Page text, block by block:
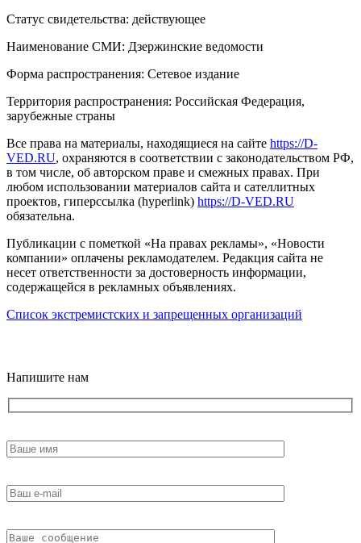
Статус свидетельства: действующее
Наименование СМИ: Дзержинские ведомости
Форма распространения: Сетевое издание
Территория распространения: Российская Федерация,
зарубежные страны
Все права на материалы, находящиеся на сайте https://D-
VED.RU, охраняются в соответствии с законодательством РФ,
в том числе, об авторском праве и смежных правах. При
любом использовании материалов сайта и сателлитных
проектов, гиперссылка (hyperlink) https://D-VED.RU
обязательна.
Публикации с пометкой «На правах рекламы», «Новости
компании» оплачены рекламодателем. Редакция сайта не
несет ответственности за достоверность информации,
содержащейся в рекламных объявлениях.
Список экстремистских и запрещенных организаций
Напишите нам